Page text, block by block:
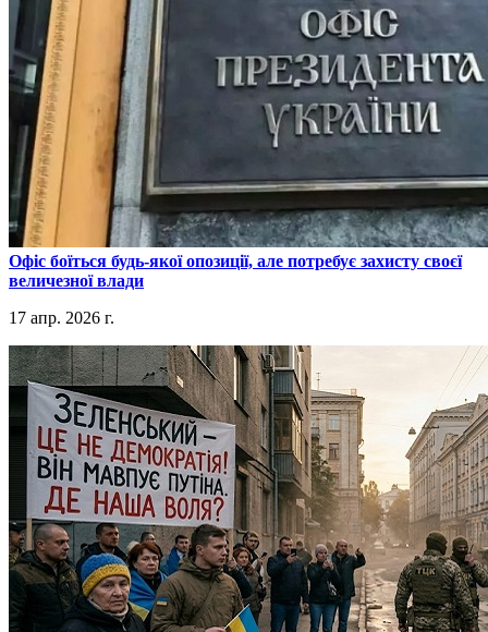
​Офіс боїться будь-якої опозиції, але потребує захисту своєї
величезної влади
17 апр. 2026 г.